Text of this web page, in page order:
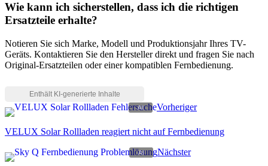
Wie kann ich sicherstellen, dass ich die richtigen
Ersatzteile erhalte?
Notieren Sie sich Marke, Modell und Produktionsjahr Ihres TV-
Geräts. Kontaktieren Sie den Hersteller direkt und fragen Sie nach
Original-Ersatzteilen oder einer kompatiblen Fernbedienung.
Vorheriger
VELUX Solar Rollladen reagiert nicht auf Fernbedienung
Nächster